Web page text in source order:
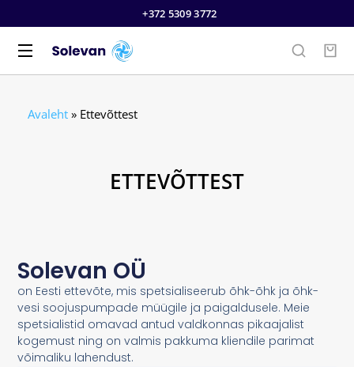
+372 5309 3772
Avaleht » Ettevõttest
ETTEVÕTTEST
Solevan OÜ
on Eesti ettevõte, mis spetsialiseerub õhk-õhk ja õhk-
vesi soojuspumpade müügile ja paigaldusele. Meie
spetsialistid omavad antud valdkonnas pikaajalist
kogemust ning on valmis pakkuma kliendile parimat
võimaliku lahendust.